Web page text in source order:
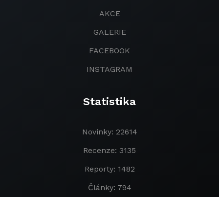
AKCE
GALERIE
FACEBOOK
INSTAGRAM
Statistika
Novinky: 22614
Recenze: 3135
Reporty: 1482
Články: 794